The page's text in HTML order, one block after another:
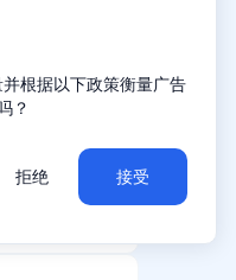
根据以下政策衡量广告
？
拒绝 接受